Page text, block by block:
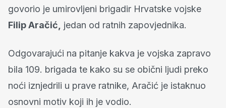
govorio je umirovljeni brigadir Hrvatske vojske
Filip Aračić, jedan od ratnih zapovjednika.
Odgovarajući na pitanje kakva je vojska zapravo
bila 109. brigada te kako su se obični ljudi preko
noći iznjedrili u prave ratnike, Aračić je istaknuo
osnovni motiv koji ih je vodio.